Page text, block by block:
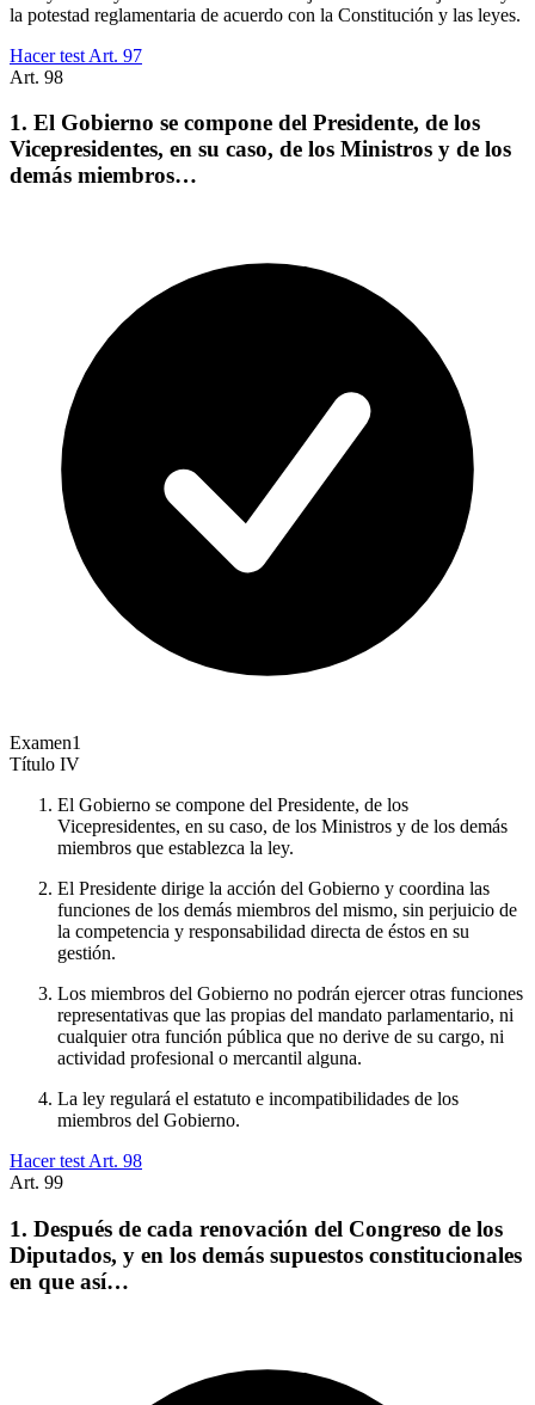
la potestad reglamentaria de acuerdo con la Constitución y las leyes.
Hacer test Art. 97
Art. 98
1. El Gobierno se compone del Presidente, de los
Vicepresidentes, en su caso, de los Ministros y de los
demás miembros…
Examen1
Título IV
El Gobierno se compone del Presidente, de los
Vicepresidentes, en su caso, de los Ministros y de los demás
miembros que establezca la ley.
El Presidente dirige la acción del Gobierno y coordina las
funciones de los demás miembros del mismo, sin perjuicio de
la competencia y responsabilidad directa de éstos en su
gestión.
Los miembros del Gobierno no podrán ejercer otras funciones
representativas que las propias del mandato parlamentario, ni
cualquier otra función pública que no derive de su cargo, ni
actividad profesional o mercantil alguna.
La ley regulará el estatuto e incompatibilidades de los
miembros del Gobierno.
Hacer test Art. 98
Art. 99
1. Después de cada renovación del Congreso de los
Diputados, y en los demás supuestos constitucionales
en que así…